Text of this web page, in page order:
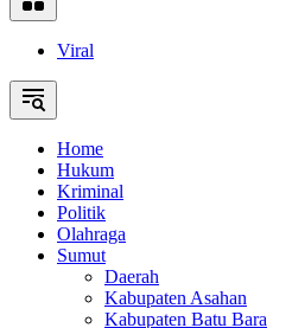
Viral
Home
Hukum
Kriminal
Politik
Olahraga
Sumut
Daerah
Kabupaten Asahan
Kabupaten Batu Bara